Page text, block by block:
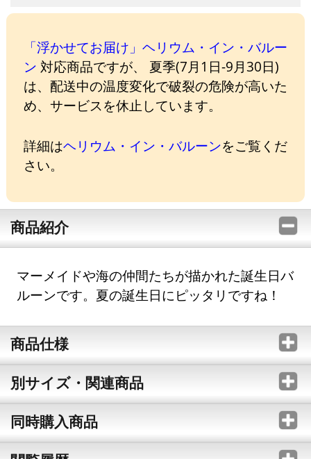
「浮かせてお届け」ヘリウム・イン・バルー
ン 対応商品ですが、 夏季(7月1日-9月30日)
は、配送中の温度変化で破裂の危険が高いた
め、サービスを休止しています。
詳細はヘリウム・イン・バルーンをご覧くだ
さい。
商品紹介
マーメイドや海の仲間たちが描かれた誕生日バ
ルーンです。夏の誕生日にピッタリですね！
商品仕様
別サイズ・関連商品
同時購入商品